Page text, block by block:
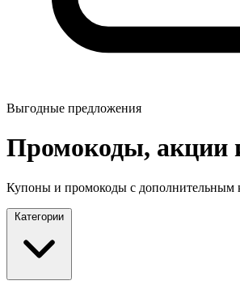
Выгодные предложения
Промокоды, акции
Купоны и промокоды с дополнительным
Категории